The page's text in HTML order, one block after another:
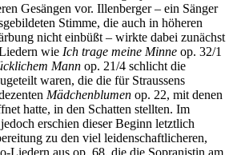
Gesängen vor. Illenberger – ein Sänger
Stimme, die auch in höheren
nicht einbüßt – wirkte dabei zunächst
wie Ich trage meine Minne op. 32/1
Mann op. 21/4 schlicht die
waren, die die für Straussens
Mädchenblumen op. 22, mit denen
hatte, in den Schatten stellten. Im
erschien dieser Beginn letztlich
zu den viel leidenschaftlicheren,
Liedern aus op. 68, die die Sopranistin am